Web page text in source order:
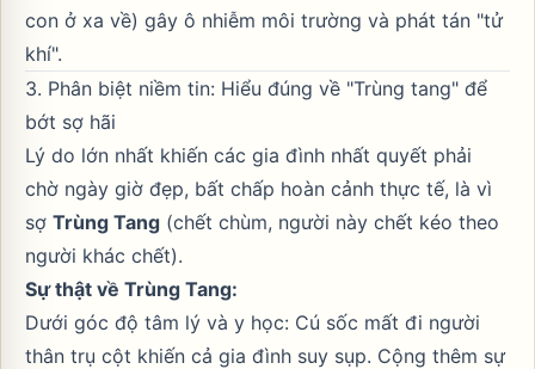
con ở xa về) gây ô nhiễm môi trường và phát tán "tử
khí".
3. Phân biệt niềm tin: Hiểu đúng về "Trùng tang" để
bớt sợ hãi
Lý do lớn nhất khiến các gia đình nhất quyết phải
chờ ngày giờ đẹp, bất chấp hoàn cảnh thực tế, là vì
sợ Trùng Tang (chết chùm, người này chết kéo theo
người khác chết).
Sự thật về Trùng Tang:
Dưới góc độ tâm lý và y học: Cú sốc mất đi người
thân trụ cột khiến cả gia đình suy sụp. Cộng thêm sự